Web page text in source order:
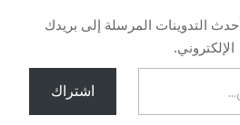
التدوينات المرسلة إلى بريدك
الإلكتروني.
اشتراك